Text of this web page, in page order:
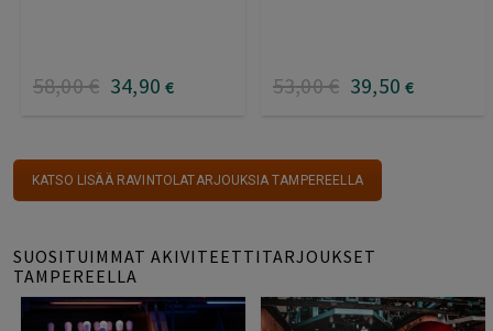
58,00€ 34,90 € 53,00€ 39,50 €
KATSO LISÄÄ RAVINTOLATARJOUKSIA TAMPEREELLA
SUOSITUIMMAT AKIVITEETTITARJOUKSET
TAMPEREELLA